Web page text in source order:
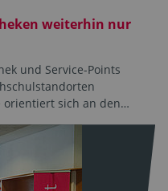
weiterhin nur
und Service-Points
orientiert sich an den…